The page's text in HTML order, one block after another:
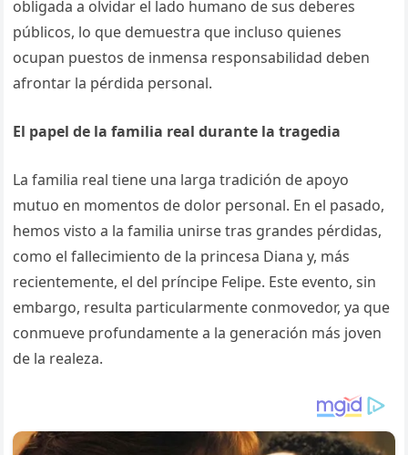
obligada a olvidar el lado humano de sus deberes
públicos, lo que demuestra que incluso quienes
ocupan puestos de inmensa responsabilidad deben
afrontar la pérdida personal.
El papel de la familia real durante la tragedia
La familia real tiene una larga tradición de apoyo
mutuo en momentos de dolor personal. En el pasado,
hemos visto a la familia unirse tras grandes pérdidas,
como el fallecimiento de la princesa Diana y, más
recientemente, el del príncipe Felipe. Este evento, sin
embargo, resulta particularmente conmovedor, ya que
conmueve profundamente a la generación más joven
de la realeza.